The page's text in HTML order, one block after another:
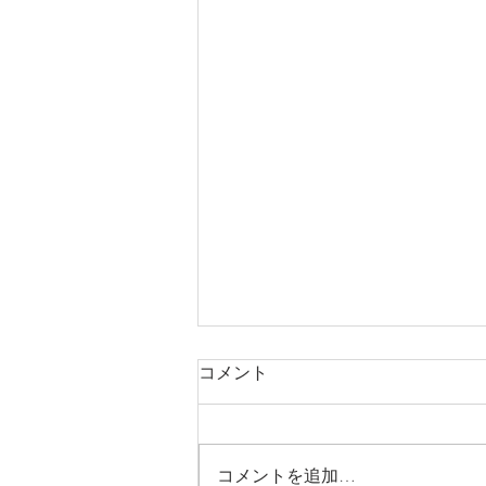
6月3日(月)より新店舗へ移転
ありがとうございます(moon
コメント
コメントを追加…